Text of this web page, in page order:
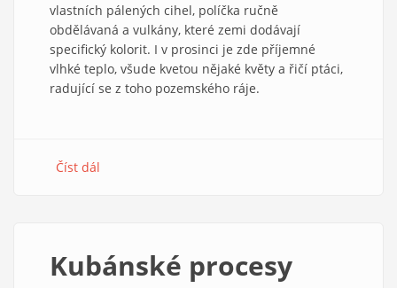
vlastních pálených cihel, políčka ručně
obdělávaná a vulkány, které zemi dodávají
specifický kolorit. I v prosinci je zde příjemné
vlhké teplo, všude kvetou nějaké květy a řičí ptáci,
radující se z toho pozemského ráje.
Číst dál
svědků
Kubánské procesy